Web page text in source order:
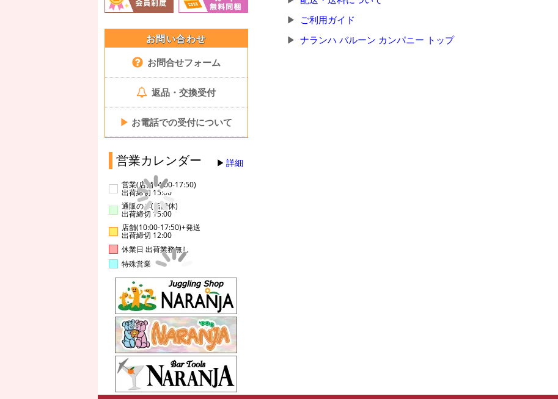
お問い合わせ
お問合せフォーム
返品・交換受付
▶ お電話での受付について
営業カレンダー 詳細
営業(店舗14:00-17:50)
出荷締切 15:00
通販のみ(店舗休)
出荷締切 15:00
店舗(10:00-17:50)+発送
出荷締切 12:00
休業日 出荷業務無し
特殊営業
ご利用ガイド
ナランハ バルーン カンパニー トップ